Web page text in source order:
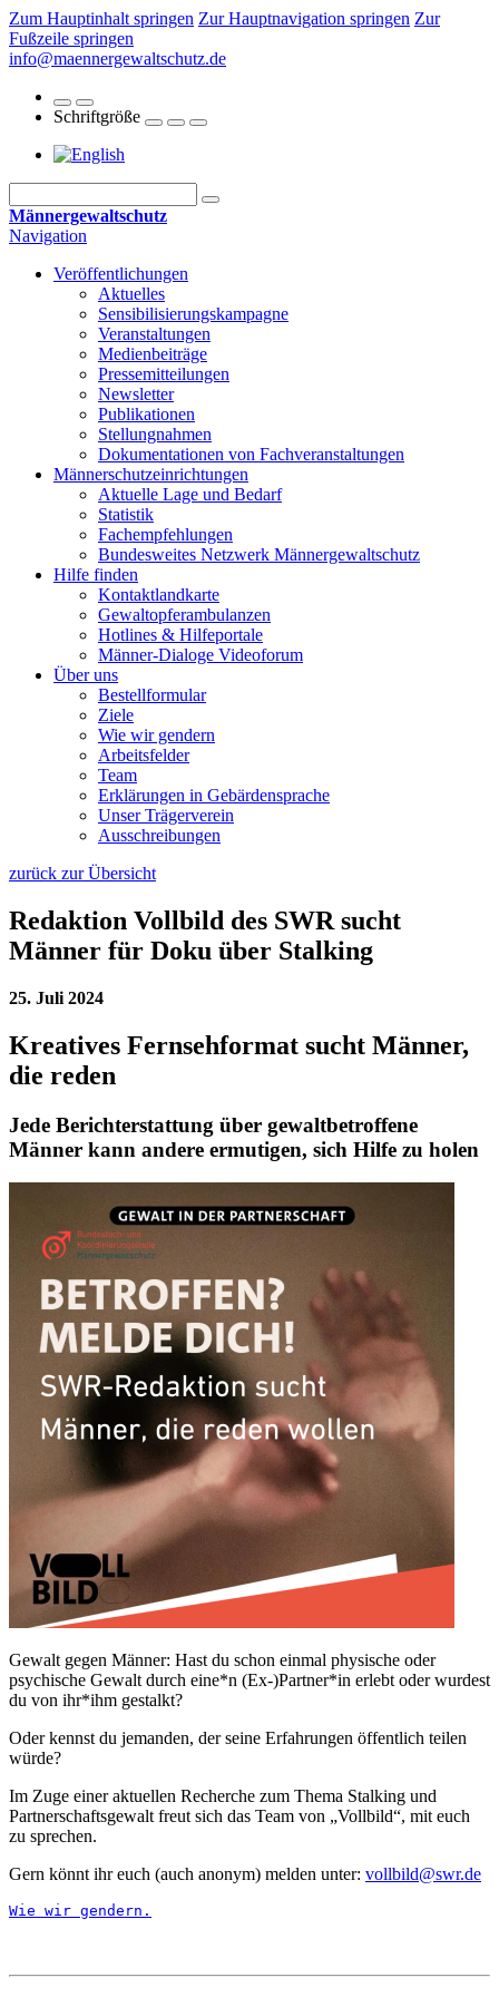
Zum Hauptinhalt springen Zur Hauptnavigation springen Zur
Fußzeile springen
info@maennergewaltschutz.de
Schriftgröße
Männergewaltschutz
Navigation
Veröffentlichungen
Aktuelles
Sensibilisierungskampagne
Veranstaltungen
Medienbeiträge
Pressemitteilungen
Newsletter
Publikationen
Stellungnahmen
Dokumentationen von Fachveranstaltungen
Männerschutz­einrichtungen
Aktuelle Lage und Bedarf
Statistik
Fachempfehlungen
Bundesweites Netzwerk Männergewaltschutz
Hilfe finden
Kontaktlandkarte
Gewaltopfer­ambulanzen
Hotlines & Hilfeportale
Männer-Dialoge Videoforum
Über uns
Bestellformular
Ziele
Wie wir gendern
Arbeitsfelder
Team
Erklärungen in Gebärdensprache
Unser Trägerverein
Ausschreibungen
zurück zur Übersicht
Redaktion Vollbild des SWR sucht
Männer für Doku über Stalking
25. Juli 2024
Kreatives Fernsehformat sucht Männer,
die reden
Jede Berichterstattung über gewaltbetroffene
Männer kann andere ermutigen, sich Hilfe zu holen
Gewalt gegen Männer: Hast du schon einmal physische oder
psychische Gewalt durch eine*n (Ex-)Partner*in erlebt oder wurdest
du von ihr*ihm gestalkt?
Oder kennst du jemanden, der seine Erfahrungen öffentlich teilen
würde?
Im Zuge einer aktuellen Recherche zum Thema Stalking und
Partnerschaftsgewalt freut sich das Team von „Vollbild“, mit euch
zu sprechen.
Gern könnt ihr euch (auch anonym) melden unter: vollbild@swr.de
Wie wir gendern.